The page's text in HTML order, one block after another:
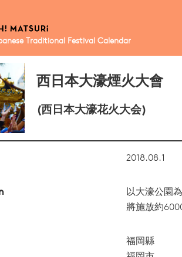
Traditional Festival Calendar
西日本大濠煙火大會
(西日本大濠花火大会)
2018.08.1
以大濠公園
將施放約
福岡縣